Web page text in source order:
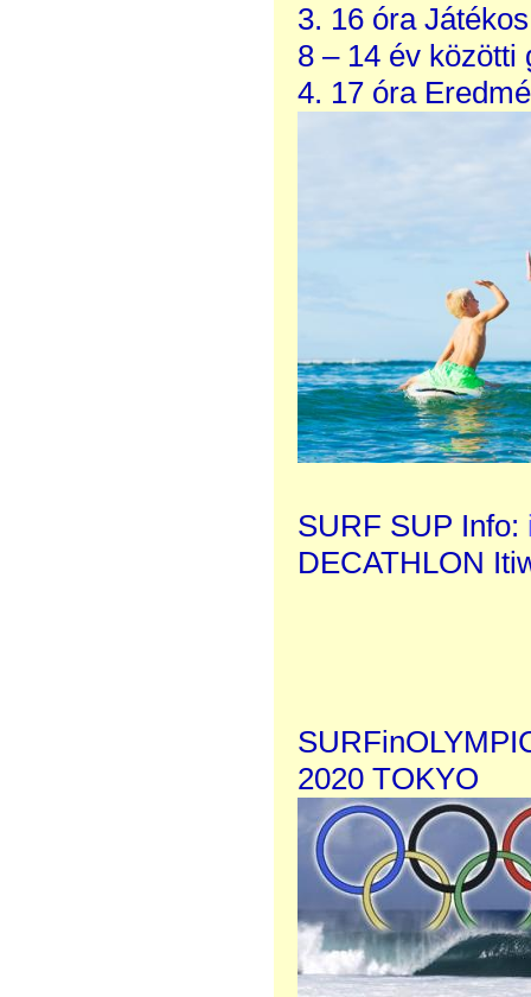
3. 16 óra
8 – 14 év közötti
4. 17 óra
SURF SUP Info:
DECATHLON
2020 TOKYO